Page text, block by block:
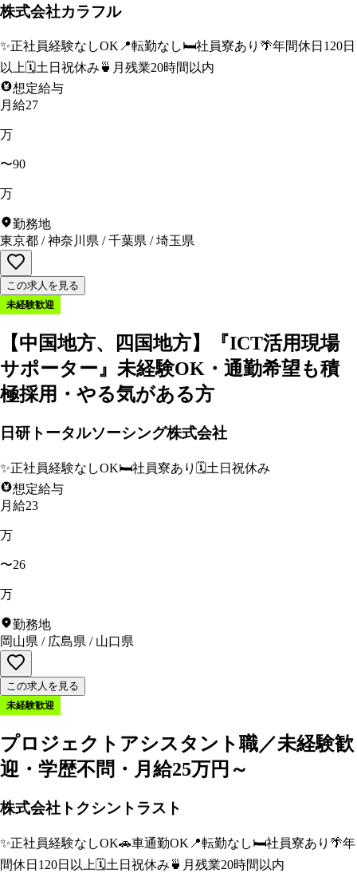
株式会社カラフル
✨正社員経験なしOK📍転勤なし🛏️社員寮あり 🌴年間休日120日
以上 🗓️土日祝休み 🍵 月残業20時間以内
想定給与
月給27
万
〜90
万
勤務地
東京都 /神奈川県 /千葉県 /埼玉県
この求人を見る
未経験歓迎
【中国地方、四国地方】『ICT活用現場
サポーター』未経験OK・通勤希望も積
極採用・やる気がある方
日研トータルソーシング株式会社
✨正社員経験なしOK🛏️社員寮あり 🗓️土日祝休み
想定給与
月給23
万
〜26
万
勤務地
岡山県 / 広島県 / 山口県
この求人を見る
未経験歓迎
プロジェクトアシスタント職／未経験歓
迎・学歴不問・月給25万円～
株式会社トクシントラスト
✨正社員経験なしOK🚗車通勤OK 📍転勤なし🛏️社員寮あり 🌴年
間休日120日以上 🗓️土日祝休み 🍵 月残業20時間以内